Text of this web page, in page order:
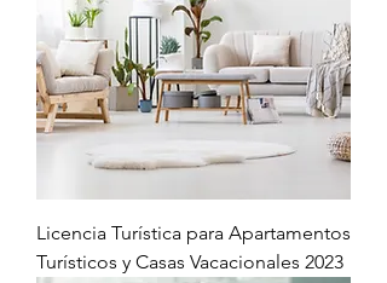
Licencia Turística para Apartamentos
Turísticos y Casas Vacacionales 2023